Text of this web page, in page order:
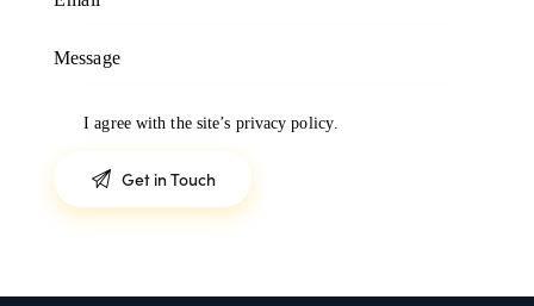
I agree with the site’s privacy policy